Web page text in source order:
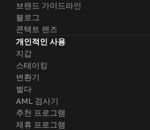
브랜드 가이드라인
블로그
콘택트 렌즈
개인적인 사용
지갑
스테이킹
변환기
벌다
AML 검사기
추천 프로그램
제휴 프로그램